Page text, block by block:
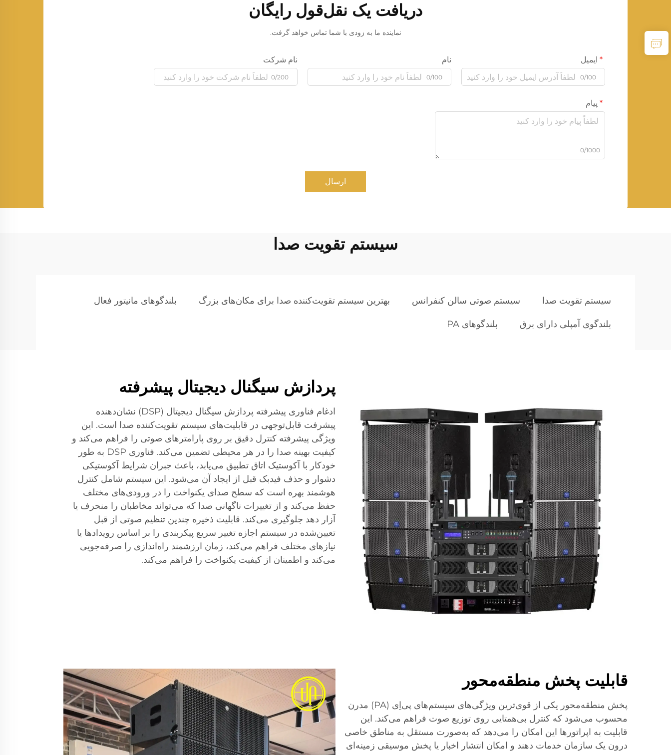
دریافت یک نقل‌قول رایگان
نماینده ما به زودی با شما تماس خواهد گرفت.
ایمیل
0/100
نام
0/100
نام شرکت
0/200
پیام
0/1000
ارسال
سیستم تقویت صدا
سیستم تقویت صدا سیستم صوتی سالن کنفرانس بهترین سیستم تقویت‌کننده صدا برای مکان‌های بزرگ بلندگوهای مانیتور فعال
بلندگوی آمپلی دارای برق بلندگوهای PA
پردازش سیگنال دیجیتال پیشرفته
ادغام فناوری پیشرفته پردازش سیگنال دیجیتال (DSP) نشان‌دهنده
پیشرفت قابل‌توجهی در قابلیت‌های سیستم تقویت‌کننده صدا است. این
ویژگی پیشرفته کنترل دقیق بر روی پارامترهای صوتی را فراهم می‌کند و
کیفیت بهینه صدا را در هر محیطی تضمین می‌کند. فناوری DSP به طور
خودکار با آکوستیک اتاق تطبیق می‌یابد، باعث جبران شرایط آکوستیکی
دشوار و حذف فیدبک قبل از ایجاد آن می‌شود. این سیستم شامل کنترل
هوشمند بهره است که سطح صدای یکنواخت را در ورودی‌های مختلف
حفظ می‌کند و از تغییرات ناگهانی صدا که می‌تواند مخاطبان را منحرف یا
آزار دهد جلوگیری می‌کند. قابلیت ذخیره چندین تنظیم صوتی از قبل
تعیین‌شده در سیستم اجازه تغییر سریع پیکربندی را بر اساس رویدادها یا
نیازهای مختلف فراهم می‌کند، زمان ارزشمند راه‌اندازی را صرفه‌جویی
می‌کند و اطمینان از کیفیت یکنواخت را فراهم می‌کند.
قابلیت پخش منطقه‌محور
پخش منطقه‌محور یکی از قوی‌ترین ویژگی‌های سیستم‌های پی‌اِی (PA) مدرن
محسوب می‌شود که کنترل بی‌همتایی روی توزیع صوت فراهم می‌کند. این
قابلیت به اپراتورها این امکان را می‌دهد که به‌صورت مستقل به مناطق خاصی
درون یک سازمان خدمات دهند و امکان انتشار اخبار یا پخش موسیقی زمینه‌ای